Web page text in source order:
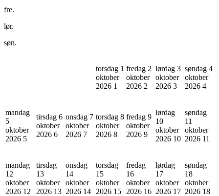
fre.
lør.
søn.
torsdag 1
oktober
2026 1
fredag 2
oktober
2026 2
lørdag 3
oktober
2026 3
søndag 4
oktober
2026 4
mandag
5
oktober
2026 5
tirsdag 6
oktober
2026 6
onsdag 7
oktober
2026 7
torsdag 8
oktober
2026 8
fredag 9
oktober
2026 9
lørdag
10
oktober
2026 10
søndag
11
oktober
2026 11
mandag
12
oktober
2026 12
tirsdag
13
oktober
2026 13
onsdag
14
oktober
2026 14
torsdag
15
oktober
2026 15
fredag
16
oktober
2026 16
lørdag
17
oktober
2026 17
søndag
18
oktober
2026 18